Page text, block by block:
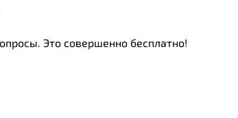
Это совершенно бесплатно!